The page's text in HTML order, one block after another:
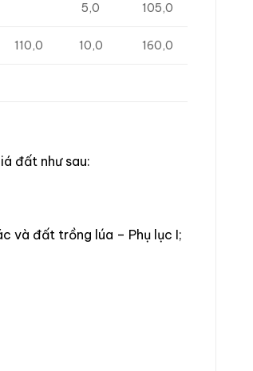
5,0 105,0
110,0 10,0 160,0
đất như sau:
và đất trồng lúa – Phụ lục I;